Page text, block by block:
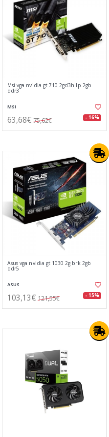
Msi vga nvidia gt 710 2gd3h lp 2gb
ddr3
MSI
63,68€ 75,62€ - 16%
Asus vga nvidia gt 1030 2g brk 2gb
ddr5
ASUS
103,13€ 121,55€ - 15%